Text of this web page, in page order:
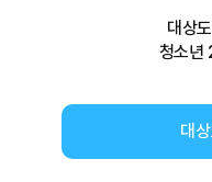
대상
청소년
대